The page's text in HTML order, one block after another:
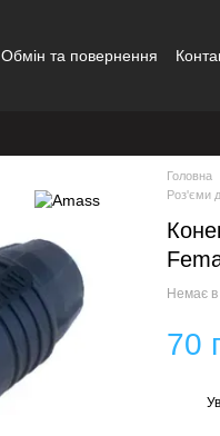
Обмін та повернення
Головна
Роз'єми
Немає в
70